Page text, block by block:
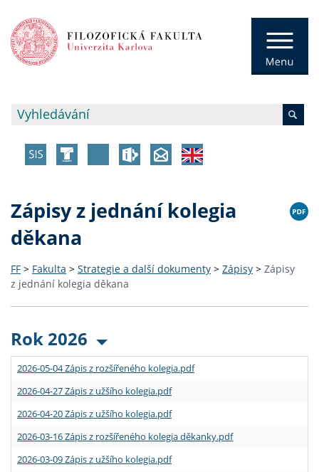
Zápisy z jednání kolegia
děkana
FF > Fakulta > Strategie a další dokumenty > Zápisy > Zápisy
z jednání kolegia děkana
Rok 2026
2026-05-04 Zápis z rozšířeného kolegia.pdf
2026-04-27 Zápis z užšího kolegia.pdf
2026-04-20 Zápis z užšího kolegia.pdf
2026-03-16 Zápis z rozšířeného kolegia děkanky.pdf
2026-03-09 Zápis z užšího kolegia.pdf